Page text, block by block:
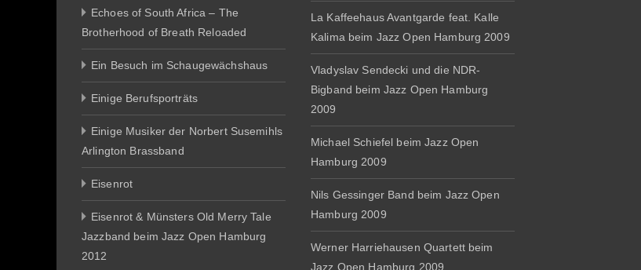
Echoes of South Africa – The
Brotherhood of Breath Reloaded
Ein Besuch im Schaugewächshaus
Einige Berufsporträts
Einige Musiker der Norbert Susemihls
Arlington Brassband
Eisenrot
Eisenrot & Münsters Old Merry Tale
Jazzband beim Jazz Open Hamburg
2012
La Kaffeehaus Avantgarde feat. Kalle
Kalima beim Jazz Open Hamburg 2009
Vladyslav Sendecki und die NDR-
Bigband beim Jazz Open Hamburg
2009
Michael Schiefel beim Jazz Open
Hamburg 2009
Nils Gessinger Band beim Jazz Open
Hamburg 2009
Werner Harriehausen Quartett beim
Jazz Open Hamburg 2009